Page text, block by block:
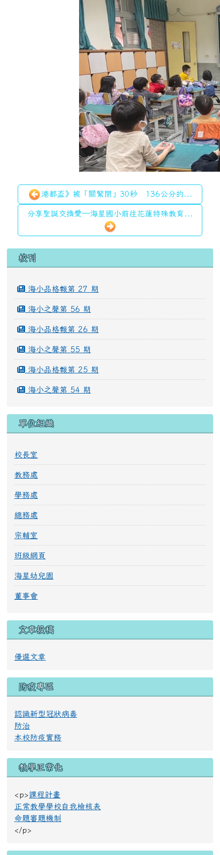
港都盃》被「關緊閉」30秒 136公分的...
分享聖誕交換愛—海星國小前往花蓮特殊教育...
左邊區域內容
校刊
海小品格報第 27 期
海小之聲第 56 期
海小品格報第 26 期
海小之聲第 55 期
海小品格報第 25 期
海小之聲第 54 期
單位組織
校長室
教務處
學務處
總務處
宗輔室
班級網頁
海星幼兒園
董事會
文章投稿
優選文章
防疫專區
認識新型冠狀病毒
防治
本校防疫實務
教學正常化
<p>課程計畫
正常教學學校自我檢核表
命題審題機制
</p>